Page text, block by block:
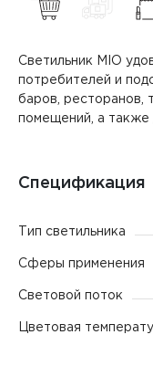
Светильник MIO
потребителей и
баров, ресторанов,
помещений, а также
Спецификация
Тип светильника
Сферы применения
Световой поток
Цветовая